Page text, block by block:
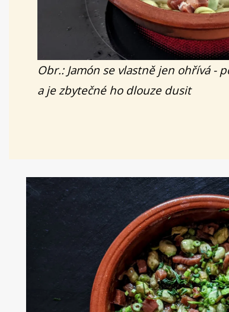
Obr.: Jamón se vlastně jen ohřívá -
a je zbytečné ho dlouze dusit